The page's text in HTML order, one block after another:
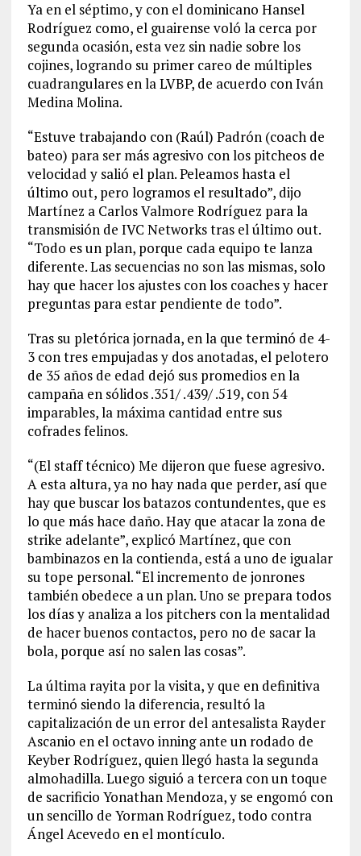
Ya en el séptimo, y con el dominicano Hansel
Rodríguez como, el guairense voló la cerca por
segunda ocasión, esta vez sin nadie sobre los
cojines, logrando su primer careo de múltiples
cuadrangulares en la LVBP, de acuerdo con Iván
Medina Molina.
“Estuve trabajando con (Raúl) Padrón (coach de
bateo) para ser más agresivo con los pitcheos de
velocidad y salió el plan. Peleamos hasta el
último out, pero logramos el resultado”, dijo
Martínez a Carlos Valmore Rodríguez para la
transmisión de IVC Networks tras el último out.
“Todo es un plan, porque cada equipo te lanza
diferente. Las secuencias no son las mismas, solo
hay que hacer los ajustes con los coaches y hacer
preguntas para estar pendiente de todo”.
Tras su pletórica jornada, en la que terminó de 4-
3 con tres empujadas y dos anotadas, el pelotero
de 35 años de edad dejó sus promedios en la
campaña en sólidos .351/ .439/ .519, con 54
imparables, la máxima cantidad entre sus
cofrades felinos.
“(El staff técnico) Me dijeron que fuese agresivo.
A esta altura, ya no hay nada que perder, así que
hay que buscar los batazos contundentes, que es
lo que más hace daño. Hay que atacar la zona de
strike adelante”, explicó Martínez, que con
bambinazos en la contienda, está a uno de igualar
su tope personal. “El incremento de jonrones
también obedece a un plan. Uno se prepara todos
los días y analiza a los pitchers con la mentalidad
de hacer buenos contactos, pero no de sacar la
bola, porque así no salen las cosas”.
La última rayita por la visita, y que en definitiva
terminó siendo la diferencia, resultó la
capitalización de un error del antesalista Rayder
Ascanio en el octavo inning ante un rodado de
Keyber Rodríguez, quien llegó hasta la segunda
almohadilla. Luego siguió a tercera con un toque
de sacrificio Yonathan Mendoza, y se engomó con
un sencillo de Yorman Rodríguez, todo contra
Ángel Acevedo en el montículo.